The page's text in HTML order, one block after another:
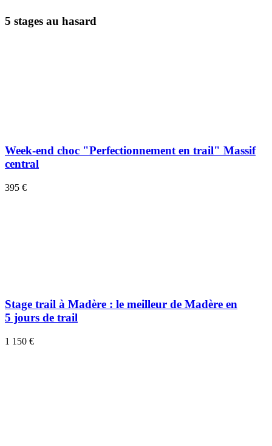
5 stages au hasard
Week-end choc "Perfectionnement en trail" Massif
central
395 €
Stage trail à Madère : le meilleur de Madère en
5 jours de trail
1 150 €